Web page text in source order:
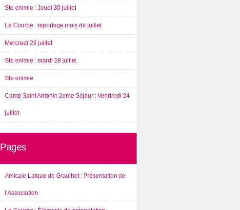
Ste enimie : Jeudi 30 juillet
La Courbe : reportage mois de juillet
Mercredi 29 juillet
Ste enimie : mardi 28 juillet
Ste enimie
Camp Saint Antonin 2eme Séjour : Vendredi 24
juillet
Pages
Amicale Laïque de Graulhet : Présentation de
l'Association